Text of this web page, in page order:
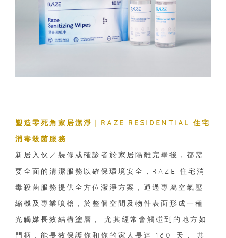
塑造零死角家居潔淨｜RAZE RESIDENTIAL 住宅
消毒殺菌服務
新居入伙／裝修或確診者於家居隔離完畢後，都需
要全面的清潔服務以確保環境安全，RAZE 住宅消
毒殺菌服務提供全方位潔淨方案，通過專屬空氣壓
縮機及專業噴槍，於整個空間及物件表面形成一種
光觸媒長效結構塗層， 尤其經常會觸碰到的地方如
門柄，能長效保護你和你的家人長達 180 天， 共